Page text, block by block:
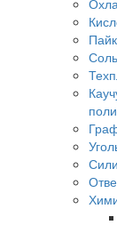
Соль